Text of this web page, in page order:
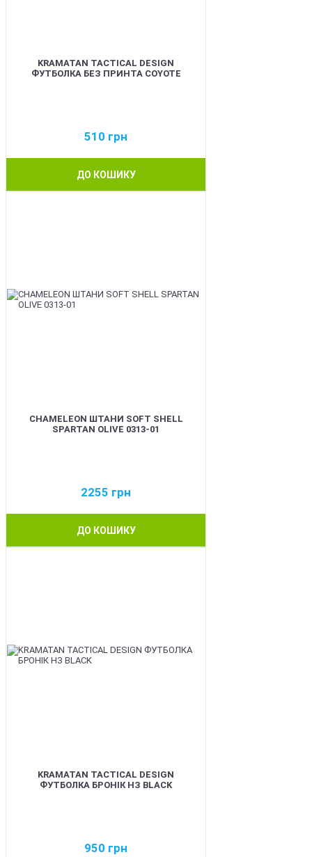
KRAMATAN TACTICAL DESIGN
ФУТБОЛКА БЕЗ ПРИНТА COYOTE
510 грн
ДО КОШИКУ
CHAMELEON ШТАНИ SOFT SHELL
SPARTAN OLIVE 0313-01
2255 грн
ДО КОШИКУ
KRAMATAN TACTICAL DESIGN
ФУТБОЛКА БРОНІК НЗ BLACK
950 грн